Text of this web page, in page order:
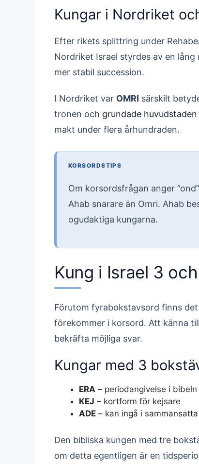
Kungar i Nordriket
Efter rikets splittring under
Nordriket Israel styrdes av en
mer stabil succession.
I Nordriket var OMRI särskilt
tronen och grundade huvudstaden
makt under flera århundraden.
KORSORDSTIPS
Om korsordsfrågan anger
Ahab snarare än Omri. Ahab
ogudaktiga kungarna.
Kung i Israel 3
Förutom fyrabokstavsord finns
förekommer i korsord. Att känna
bekräfta möjliga svar.
Kungar med 3
ERA – periodangivelse i bibeln
KEJ – kortform för kejsare
ADE – kan ingå i
Den bibliska kungen med tre
om detta egentligen är en